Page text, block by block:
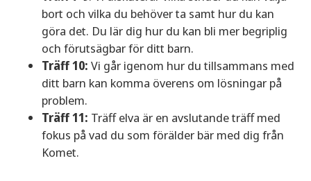
bort och vilka du behöver ta samt hur du kan
göra det. Du lär dig hur du kan bli mer begriplig
och förutsägbar för ditt barn.
Träff 10: Vi går igenom hur du tillsammans med
ditt barn kan komma överens om lösningar på
problem.
Träff 11: Träff elva är en avslutande träff med
fokus på vad du som förälder bär med dig från
Komet.